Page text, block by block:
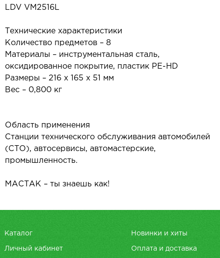
LDV VM2516L
Технические характеристики
Количество предметов – 8
Материалы – инструментальная сталь,
оксидированное покрытие, пластик PE-HD
Размеры – 216 х 165 х 51 мм
Вес – 0,800 кг
Область применения
Станции технического обслуживания автомобилей
(СТО), автосервисы, автомастерские,
промышленность.
МАСТАК – ты знаешь как!
Каталог Новинки и хиты
Личный кабинет Оплата и доставка